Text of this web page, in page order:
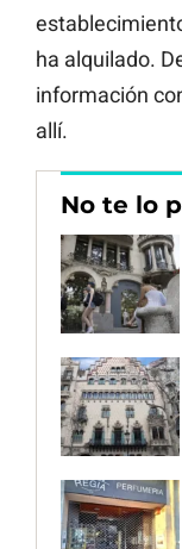
ha alquilado.
información
allí.
No te lo